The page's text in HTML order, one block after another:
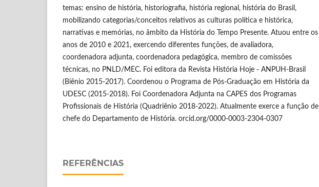
temas: ensino de história, historiografia, história regional, história do Brasil,
mobilizando categorias/conceitos relativos as culturas política e histórica,
narrativas e memórias, no âmbito da História do Tempo Presente. Atuou entre os
anos de 2010 e 2021, exercendo diferentes funções, de avaliadora,
coordenadora adjunta, coordenadora pedagógica, membro de comissões
técnicas, no PNLD/MEC. Foi editora da Revista História Hoje - ANPUH-Brasil
(Biênio 2015-2017). Coordenou o Programa de Pós-Graduação em História da
UDESC (2015-2018). Foi Coordenadora Adjunta na CAPES dos Programas
Profissionais de História (Quadriênio 2018-2022). Atualmente exerce a função de
chefe do Departamento de História. orcid.org/0000-0003-2304-0307
REFERÊNCIAS